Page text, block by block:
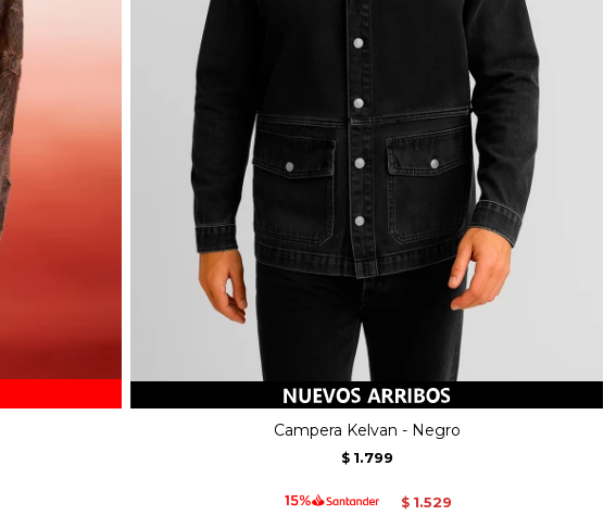
Campera Kelvan - Negro
$ 1.799
$ 1.529